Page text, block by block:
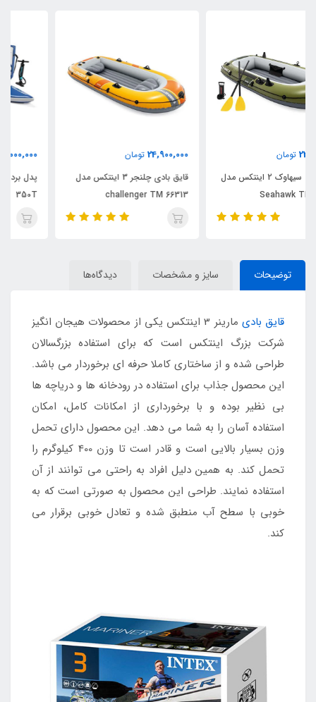
24,900,000
قایق بادی چلنجر 3 اینتکس مدل
challenger TM 66313
88,000,000
پدل برد بادی اینتکس سری آکواپرو
350T
توضیحات سایز و مشخصات دیدگاه‌ها
قایق بادی
مارینر 3 اینتکس یکی از محصولات هیجان انگیز
شرکت بزرگ اینتکس است که برای استفاده بزرگسالان
طراحی شده و از ساختاری کاملا حرفه ای برخوردار می باشد.
این محصول جذاب برای استفاده در رودخانه ها و دریاچه ها
بی نظیر بوده و با برخورداری از امکانات کامل، امکان
استفاده آسان را به شما می دهد. این محصول دارای تحمل
وزن بسیار بالایی است و قادر است تا وزن 400 کیلوگرم را
تحمل کند. به همین دلیل افراد به راحتی می توانند از آن
استفاده نمایند. طراحی این محصول به صورتی است که به
خوبی با سطح آب منطبق شده و تعادل خوبی برقرار می
کند.